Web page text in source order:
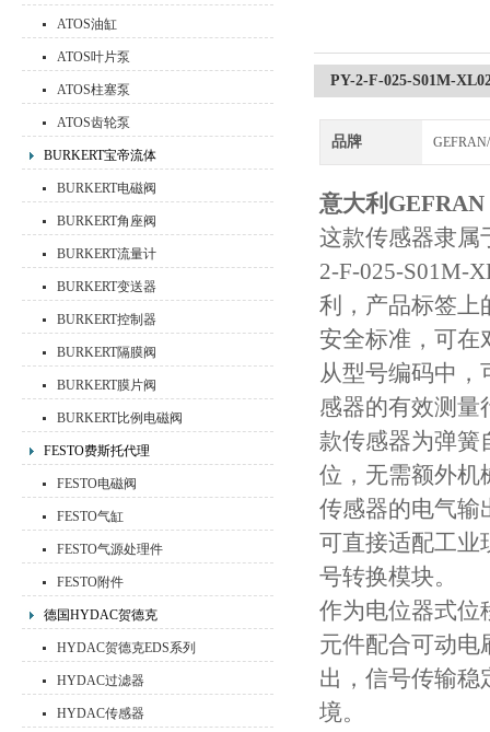
ATOS油缸
ATOS叶片泵
ATOS柱塞泵
ATOS齿轮泵
BURKERT宝帝流体
BURKERT电磁阀
BURKERT角座阀
BURKERT流量计
BURKERT变送器
BURKERT控制器
BURKERT隔膜阀
BURKERT膜片阀
BURKERT比例电磁阀
FESTO费斯托代理
FESTO电磁阀
FESTO气缸
FESTO气源处理件
FESTO附件
德国HYDAC贺德克
HYDAC贺德克EDS系列
HYDAC过滤器
HYDAC传感器
PY-2-F-025-S01M-
品牌
意大利
这款传感器隶属
2-F-025-S01M-
利，产品标签上
安全标准，可在
从型号编码中，
感器的有效测量
款传感器为弹簧
位，无需额外机
传感器的电气输
可直接适配工业
号转换模块。
作为电位器式位
元件配合可动电
出，信号传输稳
境。